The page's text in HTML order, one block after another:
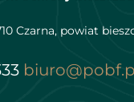
Czarna, powiat